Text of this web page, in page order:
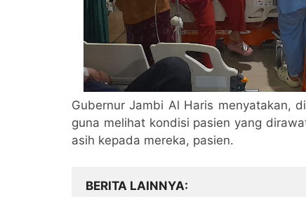
Gubernur Jambi Al Haris menyatakan,
guna melihat kondisi pasien yang
asih kepada mereka, pasien.
BERITA LAINNYA